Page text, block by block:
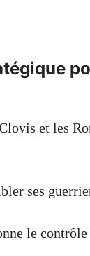
et les
ses
le